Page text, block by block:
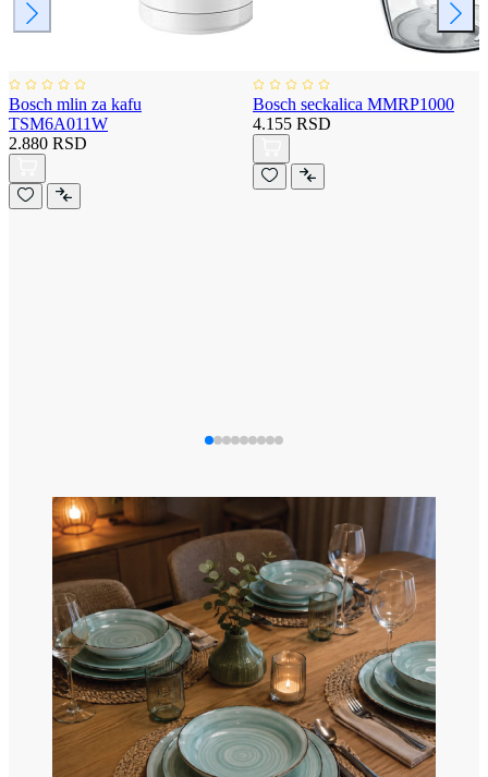
Bosch mlin za kafu
TSM6A011W
2.880 RSD
Bosch seckalica MMRP1000
4.155 RSD